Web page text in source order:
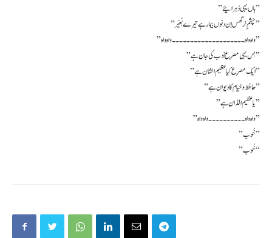
” ہاں یہی دُہرائیے ”
” چشمِ نرگس اِن دنوں بیمار ہے تیرے بَغیر ”
” واہ واہ ۔۔۔۔۔۔۔۔۔۔۔۔۔۔۔۔۔۔۔۔ واہ واہ ”
” بس یہی مِصرع اَدب کی جان ہے ”
” ایک مِصرع کیا عظیم الشان ہے”
” حافظ و خیام کا دیوان ہے ”
” یا عظیم الڈان ہے ”
” واہ واہ ۔۔۔۔۔۔۔۔۔۔ واہ واہ ”
” خُوب ”
” خُوب “